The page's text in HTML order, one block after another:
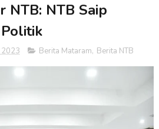
NTB: NTB Saip
2023 Berita Mataram, Berita NTB